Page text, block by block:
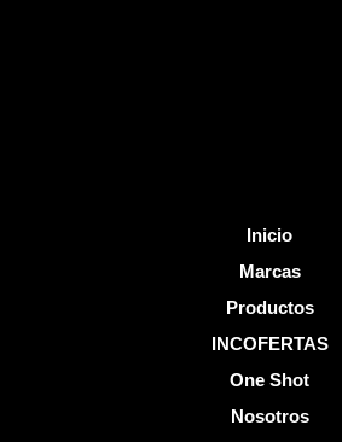
Inicio
Marcas
Productos
INCOFERTAS
One Shot
Nosotros